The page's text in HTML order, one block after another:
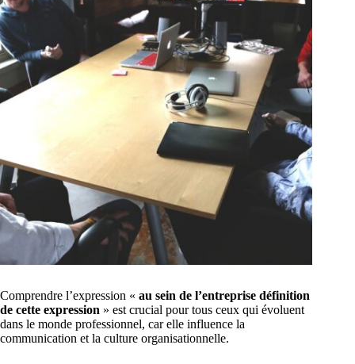
Comprendre l’expression « au sein de l’entreprise définition
de cette expression » est crucial pour tous ceux qui évoluent
dans le monde professionnel, car elle influence la
communication et la culture organisationnelle.